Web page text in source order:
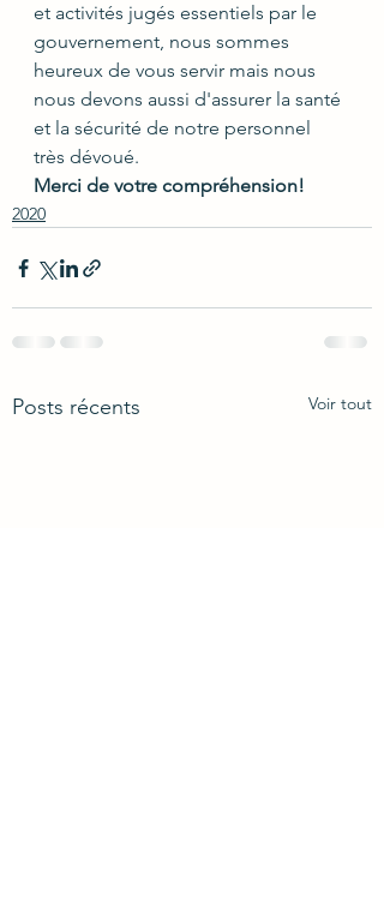
et activités jugés essentiels par le
gouvernement, nous sommes
heureux de vous servir mais nous
nous devons aussi d'assurer la santé
et la sécurité de notre personnel
très dévoué.
Merci de votre compréhension!
2020
Posts récents Voir tout